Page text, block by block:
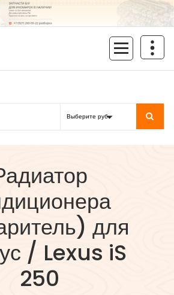
для
/ Lexus iS
250